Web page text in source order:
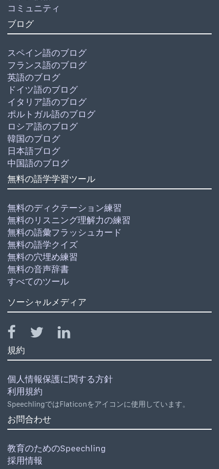
コミュニティ
ブログ
スペイン語のブログ
フランス語のブログ
英語のブログ
ドイツ語のブログ
イタリア語のブログ
ポルトガル語のブログ
ロシア語のブログ
韓国のブログ
日本語ブログ
中国語のブログ
無料の語学学習ツール
無料のディクテーション練習
無料のリスニング理解力の練習
無料の語彙フラッシュカード
無料の語学クイズ
無料の穴埋め練習
無料の音声辞書
すべてのツール
ソーシャルメディア
規約
個人情報保護に関する方針
利用規約
SpeechlingではFlaticonをアイコンに使用しています。
お問合わせ
教育のためのSpeechling
採用情報